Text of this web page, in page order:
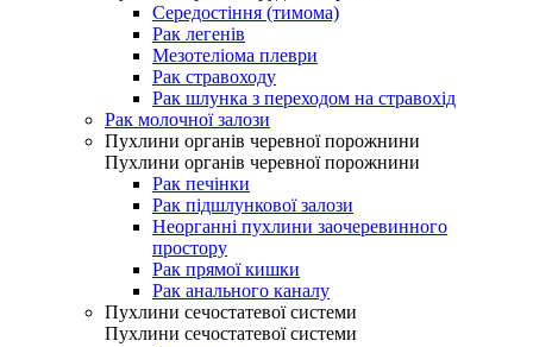
Середостіння (тимома)
Рак легенів
Мезотеліома плеври
Рак стравоходу
Рак шлунка з переходом на стравохід
Рак молочної залози
Пухлини органів черевної порожнини
Пухлини органів черевної порожнини
Рак печінки
Рак підшлункової залози
Неорганні пухлини заочеревинного
простору
Рак прямої кишки
Рак анального каналу
Пухлини сечостатевої системи
Пухлини сечостатевої системи